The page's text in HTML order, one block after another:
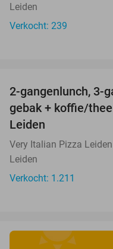
Leiden
Verkocht: 239
2-gangenlunch, 3-
gebak + koffie/
Leiden
Very Italian Pizza Leiden
Leiden
Verkocht: 1.211